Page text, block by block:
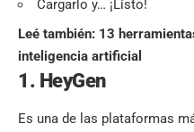
Cargarlo y… ¡Listo!
Leé también: 13
inteligencia artificial
1. HeyGen
Es una de las plataformas